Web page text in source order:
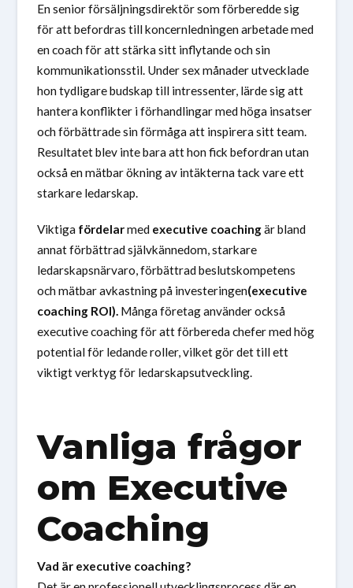
En senior försäljningsdirektör som förberedde sig
för att befordras till koncernledningen arbetade med
en coach för att stärka sitt inflytande och sin
kommunikationsstil. Under sex månader utvecklade
hon tydligare budskap till intressenter, lärde sig att
hantera konflikter i förhandlingar med höga insatser
och förbättrade sin förmåga att inspirera sitt team.
Resultatet blev inte bara att hon fick befordran utan
också en mätbar ökning av intäkterna tack vare ett
starkare ledarskap.
Viktiga fördelarmed executive coachingär bland
annat förbättrad självkännedom, starkare
ledarskapsnärvaro, förbättrad beslutskompetens
och mätbar avkastning på investeringen(executive
coaching ROI). Många företag använder också
executive coaching för att förbereda chefer med hög
potential för ledande roller, vilket gör det till ett
viktigt verktyg för ledarskapsutveckling.
Vanliga frågor
om Executive
Coaching
Vad är executive coaching?